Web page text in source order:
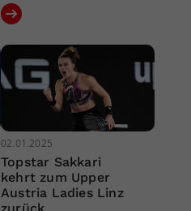
02.01.2025
Topstar Sakkari
kehrt zum Upper
Austria Ladies Linz